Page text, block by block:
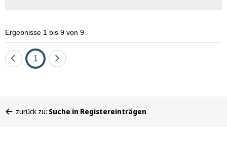
Ergebnisse 1 bis 9 von 9
EineSeite
1
Eine
befinden
zurück zu: Suche in Registereinträgen